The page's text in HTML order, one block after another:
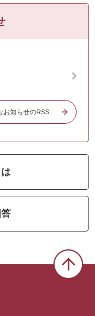
お知らせのRSS